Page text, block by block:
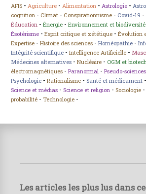
AFIS -Agriculture -Alimentation -Astrologie -
cognition - Climat - Conspirationnisme - Covid-19 -
Éducation -Énergie -Environnement et biodiversité
Ésotérisme -Esprit critique et zététique -Évolution
Expertise -Histoire des sciences -Homéopathie -
Intégrité scientifique -Intelligence Artificielle -
Médecines alternatives -Nucléaire - OGM et
électromagnétiques -Paranormal -Pseudo-sciences
Psychologie -Rationalisme - Santé et médicament
Science et médias -Science et religion -Sociologie
probabilité -Technologie -
Les articles les plus lus dans